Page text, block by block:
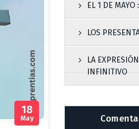
18
May
EL 1 DE MAYO
LOS
LA
INFINITIVO